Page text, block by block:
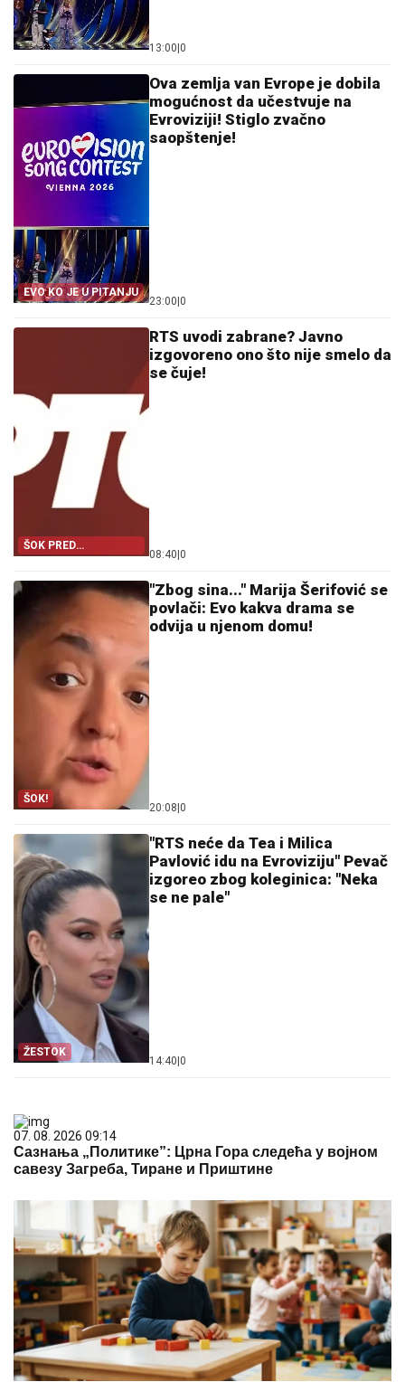
13:00|0
EVO KO JE U PITANJU
Ova zemlja van Evrope je dobila
mogućnost da učestvuje na
Evroviziji! Stiglo zvačno
saopštenje!
23:00|0
ŠOK PRED
KAMERAMA
RTS uvodi zabrane? Javno
izgovoreno ono što nije smelo da
se čuje!
08:40|0
ŠOK!
"Zbog sina..." Marija Šerifović se
povlači: Evo kakva drama se
odvija u njenom domu!
20:08|0
ŽESTOK
"RTS neće da Tea i Milica
Pavlović idu na Evroviziju" Pevač
izgoreo zbog koleginica: "Neka
se ne pale"
14:40|0
07. 08. 2026 09:14
Сазнања „Политике”: Црна Гора следећа у војном
савезу Загреба, Тиране и Приштине